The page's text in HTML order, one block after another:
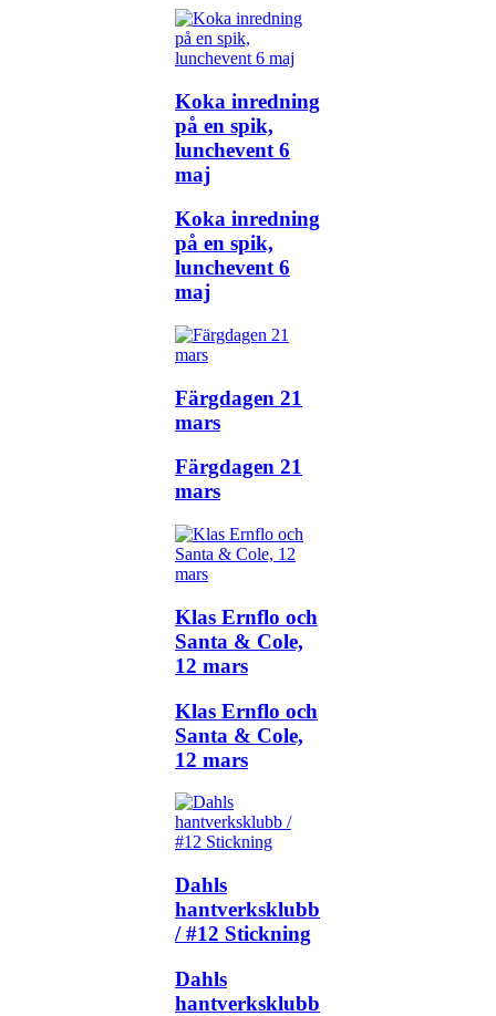
Koka inredning
på en spik,
lunchevent 6
maj
Koka inredning
på en spik,
lunchevent 6
maj
Färgdagen 21
mars
Färgdagen 21
mars
Klas Ernflo och
Santa & Cole,
12 mars
Klas Ernflo och
Santa & Cole,
12 mars
Dahls
hantverksklubb
/ #12 Stickning
Dahls
hantverksklubb